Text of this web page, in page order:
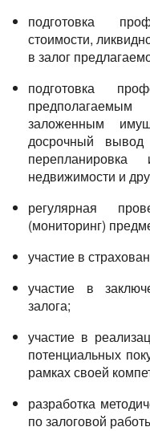
подготовка
стоимости,
в залог
подготовка
заложенным
досрочный вывод
недвижимости и
регулярная
(мониторинг)
участие в
участие в
залога;
участие в
потенциальных
рамках своей
разработка
по залоговой